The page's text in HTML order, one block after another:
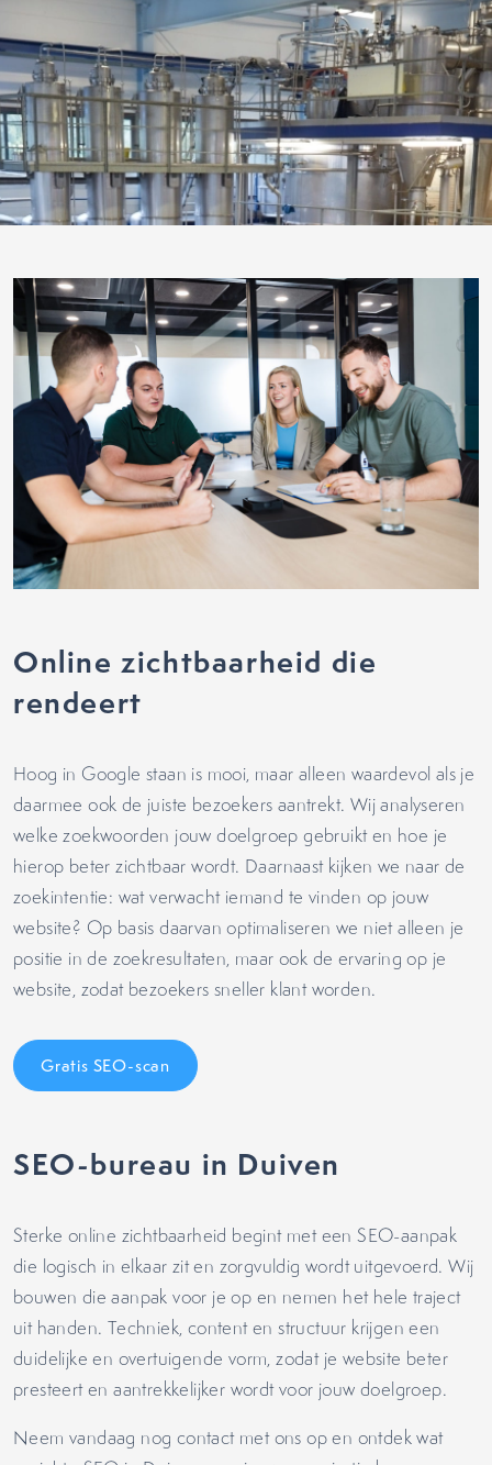
Online zichtbaarheid die
rendeert
Hoog in Google staan is mooi, maar alleen waardevol als je
daarmee ook de juiste bezoekers aantrekt. Wij analyseren
welke zoekwoorden jouw doelgroep gebruikt en hoe je
hierop beter zichtbaar wordt. Daarnaast kijken we naar de
zoekintentie: wat verwacht iemand te vinden op jouw
website? Op basis daarvan optimaliseren we niet alleen je
positie in de zoekresultaten, maar ook de ervaring op je
website, zodat bezoekers sneller klant worden.
Gratis SEO-scan
SEO-bureau in Duiven
Sterke online zichtbaarheid begint met een SEO-aanpak
die logisch in elkaar zit en zorgvuldig wordt uitgevoerd. Wij
bouwen die aanpak voor je op en nemen het hele traject
uit handen. Techniek, content en structuur krijgen een
duidelijke en overtuigende vorm, zodat je website beter
presteert en aantrekkelijker wordt voor jouw doelgroep.
Neem vandaag nog contact met ons op en ontdek wat